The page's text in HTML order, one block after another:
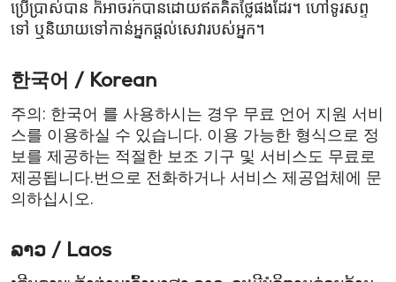
ប្រើប្រាស់បាន ក៏អាចរកបាន​ដោយឥតគិតថ្លៃផងដែរ។ ហៅទូរសព្ទ
ទៅ ឬនិយាយទៅកាន់អ្នកផ្តល់សេវារបស់អ្នក។
한국어 / Korean
주의: 한국어 를 사용하시는 경우 무료 언어 지원 서비
스를 이용하실 수 있습니다. 이용 가능한 형식으로 정
보를 제공하는 적절한 보조 기구 및 서비스도 무료로
제공됩니다.번으로 전화하거나 서비스 제공업체에 문
의하십시오.
ລາວ / Laos